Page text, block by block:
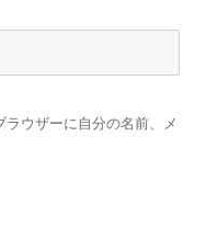
ウザーに自分の名前、メ